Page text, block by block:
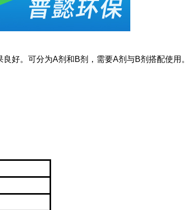
好。可分为A剂和B剂，需要A剂与B剂搭配使用。